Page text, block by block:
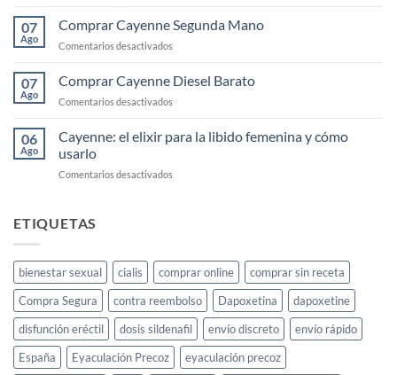
sexual
Precio
2025
07
Ago
Comprar Cayenne Segunda Mano
Comentarios desactivados
Cayenne
Segunda
Mano
07
Ago
Comprar Cayenne Diesel Barato
Comentarios desactivados
Cayenne
Diesel
06
Ago
Cayenne: el elixir para la libido femenina y cómo
usarlo
Comentarios desactivados
libido
femenina
y
cómo
usarlo
ETIQUETAS
bienestar sexual cialis comprar online
comprar sin receta
Compra Segura
contra reembolso Dapoxetina
dapoxetine
disfunción eréctil
dosis sildenafil envío discreto
envío rápido
España
Eyaculación Precoz
eyaculación precoz